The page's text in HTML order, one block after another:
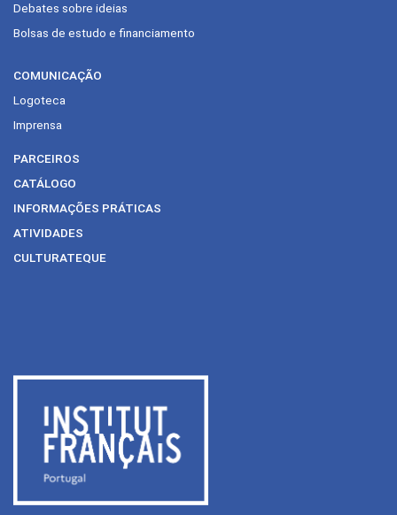
Debates sobre ideias
Bolsas de estudo e financiamento
COMUNICAÇÃO
Logoteca
Imprensa
PARCEIROS
CATÁLOGO
INFORMAÇÕES PRÁTICAS
ATIVIDADES
CULTURATEQUE